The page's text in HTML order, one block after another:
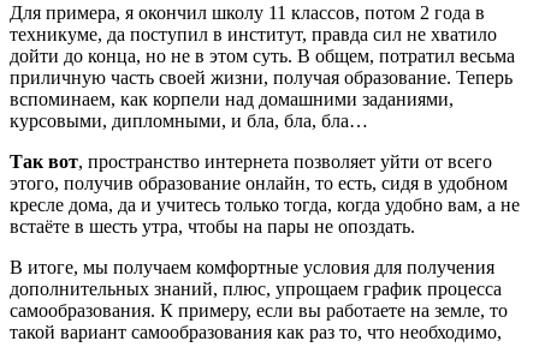
Для примера, я окончил школу 11 классов, потом 2 года в
техникуме, да поступил в институт, правда сил не хватило
дойти до конца, но не в этом суть. В общем, потратил весьма
приличную часть своей жизни, получая образование. Теперь
вспоминаем, как корпели над домашними заданиями,
курсовыми, дипломными, и бла, бла, бла…
Так вот, пространство интернета позволяет уйти от всего
этого, получив образование онлайн, то есть, сидя в удобном
кресле дома, да и учитесь только тогда, когда удобно вам, а не
встаёте в шесть утра, чтобы на пары не опоздать.
В итоге, мы получаем комфортные условия для получения
дополнительных знаний, плюс, упрощаем график процесса
самообразования. К примеру, если вы работаете на земле, то
такой вариант самообразования как раз то, что необходимо,